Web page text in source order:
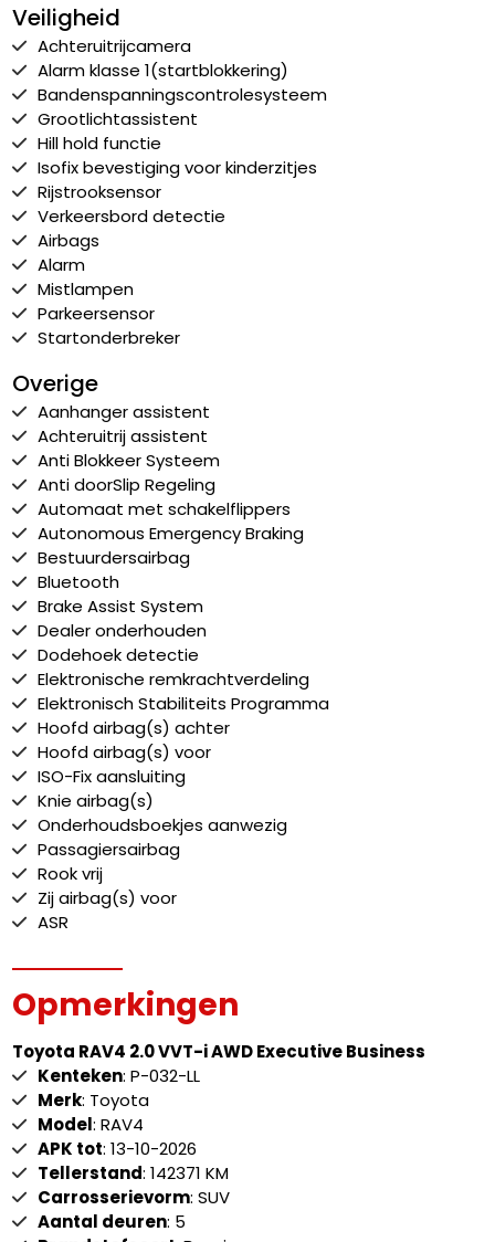
Veiligheid
Achteruitrijcamera
Alarm klasse 1(startblokkering)
Bandenspanningscontrolesysteem
Grootlichtassistent
Hill hold functie
Isofix bevestiging voor kinderzitjes
Rijstrooksensor
Verkeersbord detectie
Airbags
Alarm
Mistlampen
Parkeersensor
Startonderbreker
Overige
Aanhanger assistent
Achteruitrij assistent
Anti Blokkeer Systeem
Anti doorSlip Regeling
Automaat met schakelflippers
Autonomous Emergency Braking
Bestuurdersairbag
Bluetooth
Brake Assist System
Dealer onderhouden
Dodehoek detectie
Elektronische remkrachtverdeling
Elektronisch Stabiliteits Programma
Hoofd airbag(s) achter
Hoofd airbag(s) voor
ISO-Fix aansluiting
Knie airbag(s)
Onderhoudsboekjes aanwezig
Passagiersairbag
Rook vrij
Zij airbag(s) voor
ASR
Opmerkingen
Toyota RAV4 2.0 VVT-i AWD Executive Business
Kenteken: P-032-LL
Merk: Toyota
Model: RAV4
APK tot: 13-10-2026
Tellerstand: 142371 KM
Carrosserievorm: SUV
Aantal deuren: 5